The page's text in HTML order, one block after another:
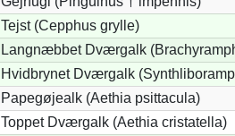
Tejst (Cepphus grylle)
Langnæbbet Dværgalk
Hvidbrynet Dværgalk
Papegøjealk (Aethia psittacula)
Toppet Dværgalk (Aethia cristatella)